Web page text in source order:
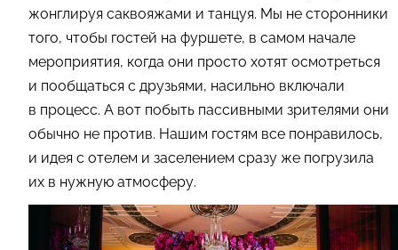
жонглируя саквояжами и танцуя. Мы не сторонники
того, чтобы гостей на фуршете, в самом начале
мероприятия, когда они просто хотят осмотреться
и пообщаться с друзьями, насильно включали
в процесс. А вот побыть пассивными зрителями они
обычно не против. Нашим гостям все понравилось,
и идея с отелем и заселением сразу же погрузила
их в нужную атмосферу.